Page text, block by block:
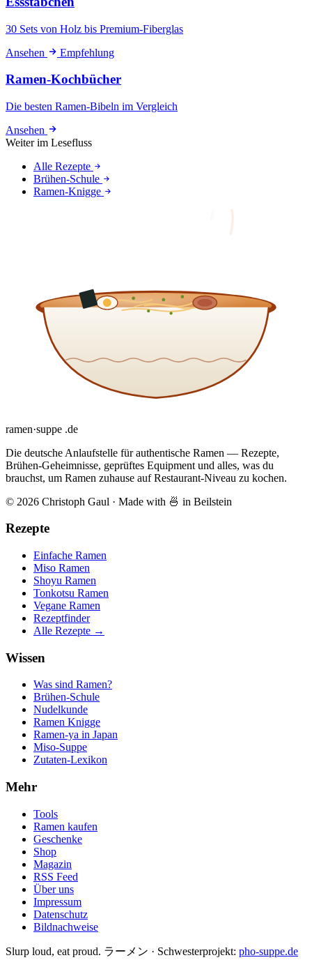
30 Sets von Holz bis Premium-Fiberglas
Ansehen
Empfehlung
Ramen-Kochbücher
Die besten Ramen-Bibeln im Vergleich
Ansehen
Weiter im Lesefluss
Alle Rezepte
Brühen-Schule
Ramen-Knigge
ramen·suppe .de
Die deutsche Anlaufstelle für authentische Ramen — Rezepte,
Brühen-Geheimnisse, geprüftes Equipment und alles, was du
brauchst, um Ramen zuhause auf Restaurant-Niveau zu kochen.
© 2026 Christoph Gaul · Made with 🍜 in Beilstein
Rezepte
Einfache Ramen
Miso Ramen
Shoyu Ramen
Tonkotsu Ramen
Vegane Ramen
Rezeptfinder
Alle Rezepte →
Wissen
Was sind Ramen?
Brühen-Schule
Nudelkunde
Ramen Knigge
Ramen-ya in Japan
Miso-Suppe
Zutaten-Lexikon
Mehr
Tools
Ramen kaufen
Geschenke
Shop
Magazin
RSS Feed
Über uns
Impressum
Datenschutz
Bildnachweise
Slurp loud, eat proud. ラーメン · Schwesterprojekt: pho-suppe.de